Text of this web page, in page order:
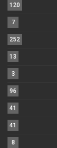
120
7
252
13
3
96
41
41
8